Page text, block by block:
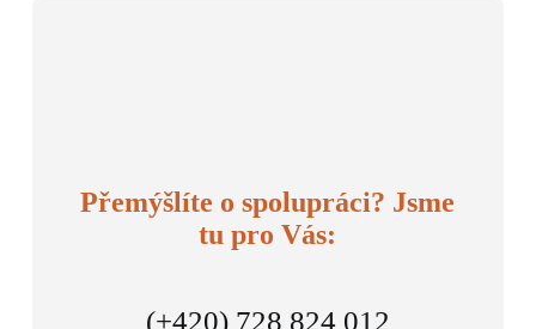
Přemýšlíte o spolupráci? Jsme
tu pro Vás:
(+420) 728 824 012